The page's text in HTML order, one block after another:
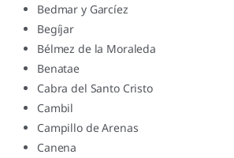
Bedmar y Garcíez
Begíjar
Bélmez de la Moraleda
Benatae
Cabra del Santo Cristo
Cambil
Campillo de Arenas
Canena